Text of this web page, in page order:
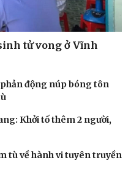
tử vong ở Vĩnh
động núp bóng tôn
Khởi tố thêm 2 người,
tù về hành vi tuyên truyền